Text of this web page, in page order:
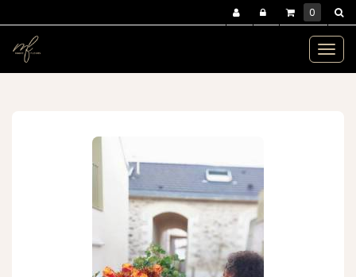
le
bouquets et compositions clémence
0